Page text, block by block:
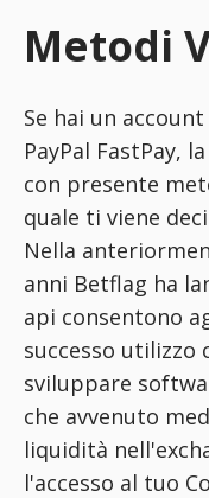
Metodi
Se hai un
PayPal FastPay,
con presente
quale ti viene
Nella
anni Betflag ha
api consentono
successo utilizzo
sviluppare
che avvenuto
liquidità
l'accesso al tuo